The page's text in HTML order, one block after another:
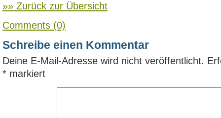
»» Zurück zur Übersicht
Comments (0)
Schreibe einen Kommentar
Deine E-Mail-Adresse wird nicht veröffentlicht.
* markiert